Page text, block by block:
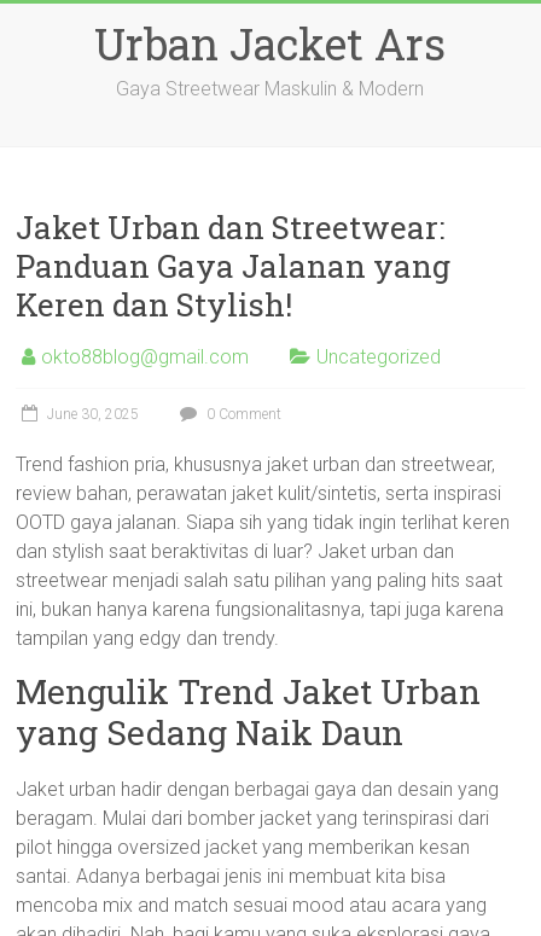
Urban Jacket Ars
Gaya Streetwear Maskulin & Modern
Jaket Urban dan Streetwear:
Panduan Gaya Jalanan yang
Keren dan Stylish!
okto88blog@gmail.com Uncategorized
June 30, 2025 0 Comment
Trend fashion pria, khususnya jaket urban dan streetwear,
review bahan, perawatan jaket kulit/sintetis, serta inspirasi
OOTD gaya jalanan. Siapa sih yang tidak ingin terlihat keren
dan stylish saat beraktivitas di luar? Jaket urban dan
streetwear menjadi salah satu pilihan yang paling hits saat
ini, bukan hanya karena fungsionalitasnya, tapi juga karena
tampilan yang edgy dan trendy.
Mengulik Trend Jaket Urban
yang Sedang Naik Daun
Jaket urban hadir dengan berbagai gaya dan desain yang
beragam. Mulai dari bomber jacket yang terinspirasi dari
pilot hingga oversized jacket yang memberikan kesan
santai. Adanya berbagai jenis ini membuat kita bisa
mencoba mix and match sesuai mood atau acara yang